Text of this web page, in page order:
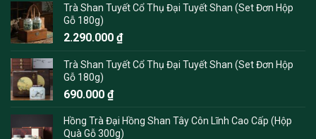
Trà Shan Tuyết Cổ Thụ Đại Tuyết Shan (Set Đơn Hộp
Gỗ 180g)
2.290.000 ₫
Trà Shan Tuyết Cổ Thụ Đại Tuyết Shan (Set Đơn Hộp
Gỗ 180g)
690.000 ₫
Hồng Trà Đại Hồng Shan Tây Côn Lĩnh Cao Cấp (Hộp
Quà Gỗ 300g)